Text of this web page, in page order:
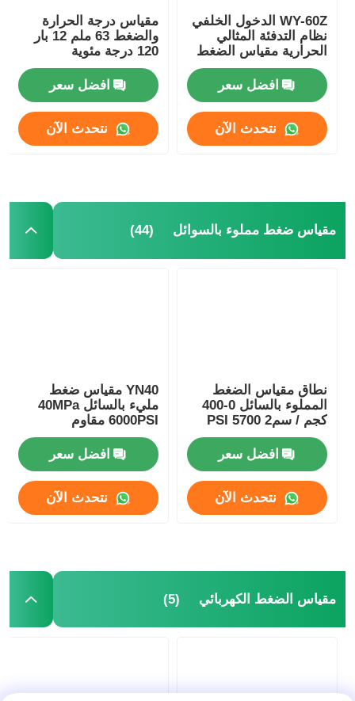
WY-60Z الدخول الخلفي
نظام التدفئة المثالي
الحرارية مقياس الضغط
والحرارة مزدوج المقياس
OEM ODMافضل سعر
نتحدث الآن
مقياس درجة الحرارة
والضغط 63 ملم 12 بار
120 درجة مئوية
افضل سعر
نتحدث الآن
مقياس ضغط مملوء بالسوائل (44)
نطاق مقياس الضغط
المملوء بالسائل 0-400
كجم / سم2 5700 PSI
غسالة عالية الضغط
للتنظيف الصناعي
افضل سعر
نتحدث الآن
YN40 مقياس ضغط
مليء بالسائل 40MPa
6000PSI مقاوم
للصدمات للاستخدام
الصناعي للمعدات
الهيدروليكية
افضل سعر
نتحدث الآن
مقياس الضغط الكهربائي (5)